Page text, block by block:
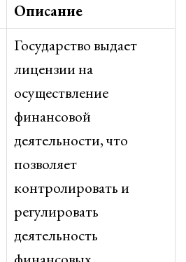
Описание
Государство выдает
лицензии на
осуществление
финансовой
деятельности, что
позволяет
контролировать и
регулировать
деятельность